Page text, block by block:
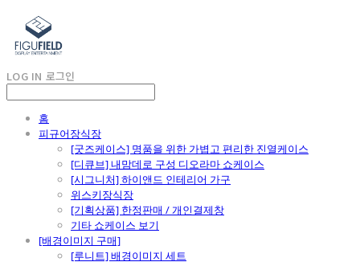
LOG IN 로그인
홈
피규어장식장
[굿즈케이스] 명품을 위한 가볍고 편리한 진열케이스
[디큐브] 내맘데로 구성 디오라마 쇼케이스
[시그니처] 하이앤드 인테리어 가구
위스키장식장
[기획상품] 한정판매 / 개인결제창
기타 쇼케이스 보기
[배경이미지 구매]
[루니트] 배경이미지 세트